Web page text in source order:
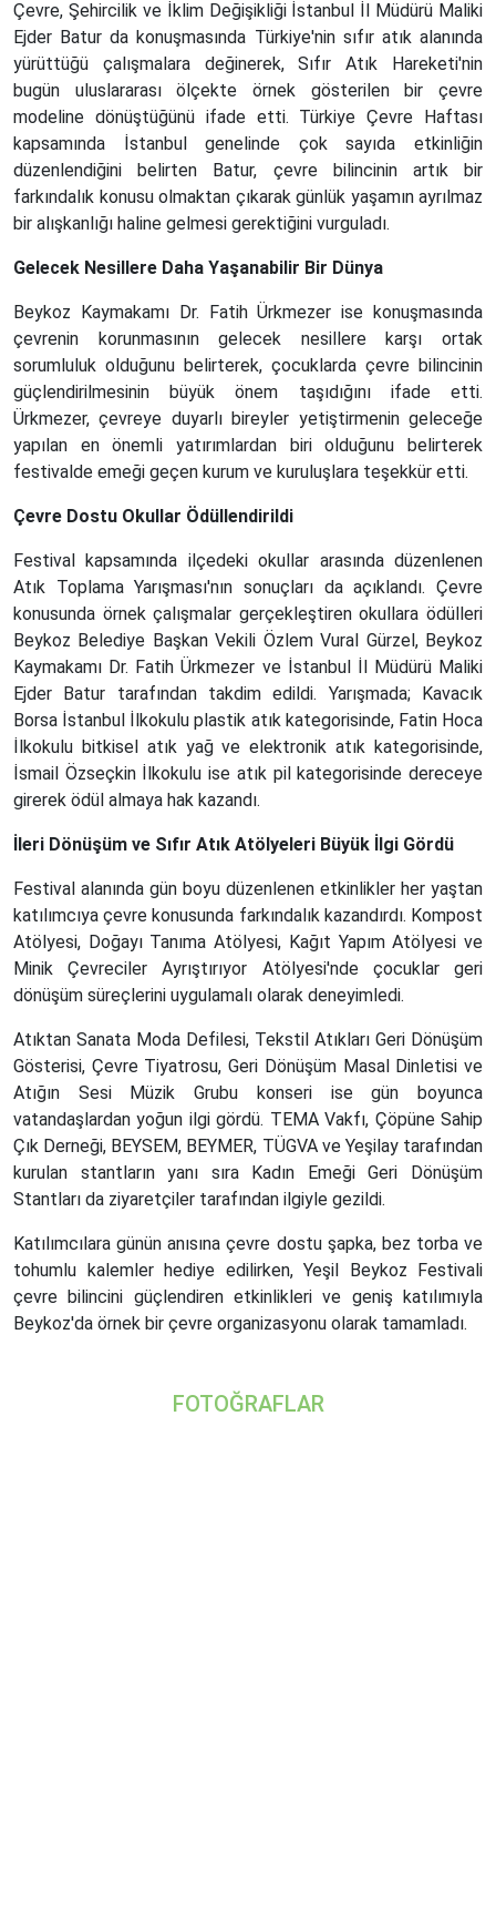
Çevre, Şehircilik ve İklim Değişikliği İstanbul İl Müdürü Maliki
Ejder Batur da konuşmasında Türkiye'nin sıfır atık alanında
yürüttüğü çalışmalara değinerek, Sıfır Atık Hareketi'nin
bugün uluslararası ölçekte örnek gösterilen bir çevre
modeline dönüştüğünü ifade etti. Türkiye Çevre Haftası
kapsamında İstanbul genelinde çok sayıda etkinliğin
düzenlendiğini belirten Batur, çevre bilincinin artık bir
farkındalık konusu olmaktan çıkarak günlük yaşamın ayrılmaz
bir alışkanlığı haline gelmesi gerektiğini vurguladı.
Gelecek Nesillere Daha Yaşanabilir Bir Dünya
Beykoz Kaymakamı Dr. Fatih Ürkmezer ise konuşmasında
çevrenin korunmasının gelecek nesillere karşı ortak
sorumluluk olduğunu belirterek, çocuklarda çevre bilincinin
güçlendirilmesinin büyük önem taşıdığını ifade etti.
Ürkmezer, çevreye duyarlı bireyler yetiştirmenin geleceğe
yapılan en önemli yatırımlardan biri olduğunu belirterek
festivalde emeği geçen kurum ve kuruluşlara teşekkür etti.
Çevre Dostu Okullar Ödüllendirildi
Festival kapsamında ilçedeki okullar arasında düzenlenen
Atık Toplama Yarışması'nın sonuçları da açıklandı. Çevre
konusunda örnek çalışmalar gerçekleştiren okullara ödülleri
Beykoz Belediye Başkan Vekili Özlem Vural Gürzel, Beykoz
Kaymakamı Dr. Fatih Ürkmezer ve İstanbul İl Müdürü Maliki
Ejder Batur tarafından takdim edildi. Yarışmada; Kavacık
Borsa İstanbul İlkokulu plastik atık kategorisinde, Fatin Hoca
İlkokulu bitkisel atık yağ ve elektronik atık kategorisinde,
İsmail Özseçkin İlkokulu ise atık pil kategorisinde dereceye
girerek ödül almaya hak kazandı.
İleri Dönüşüm ve Sıfır Atık Atölyeleri Büyük İlgi Gördü
Festival alanında gün boyu düzenlenen etkinlikler her yaştan
katılımcıya çevre konusunda farkındalık kazandırdı. Kompost
Atölyesi, Doğayı Tanıma Atölyesi, Kağıt Yapım Atölyesi ve
Minik Çevreciler Ayrıştırıyor Atölyesi'nde çocuklar geri
dönüşüm süreçlerini uygulamalı olarak deneyimledi.
Atıktan Sanata Moda Defilesi, Tekstil Atıkları Geri Dönüşüm
Gösterisi, Çevre Tiyatrosu, Geri Dönüşüm Masal Dinletisi ve
Atığın Sesi Müzik Grubu konseri ise gün boyunca
vatandaşlardan yoğun ilgi gördü. TEMA Vakfı, Çöpüne Sahip
Çık Derneği, BEYSEM, BEYMER, TÜGVA ve Yeşilay tarafından
kurulan stantların yanı sıra Kadın Emeği Geri Dönüşüm
Stantları da ziyaretçiler tarafından ilgiyle gezildi.
Katılımcılara günün anısına çevre dostu şapka, bez torba ve
tohumlu kalemler hediye edilirken, Yeşil Beykoz Festivali
çevre bilincini güçlendiren etkinlikleri ve geniş katılımıyla
Beykoz'da örnek bir çevre organizasyonu olarak tamamladı.
FOTOĞRAFLAR